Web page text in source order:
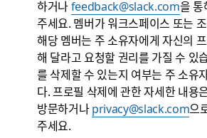
하거나feedback@slack.com을 통
주세요. 멤버가 워크스페이스 또는
해당 멤버는 주 소유자에게 자신의
해 달라고 요청할 권리를 가질 수 있
를 삭제할 수 있는지 여부는 주 소유
다. 프로필 삭제에 관한 자세한 내용
방문하거나privacy@slack.com으
주세요.